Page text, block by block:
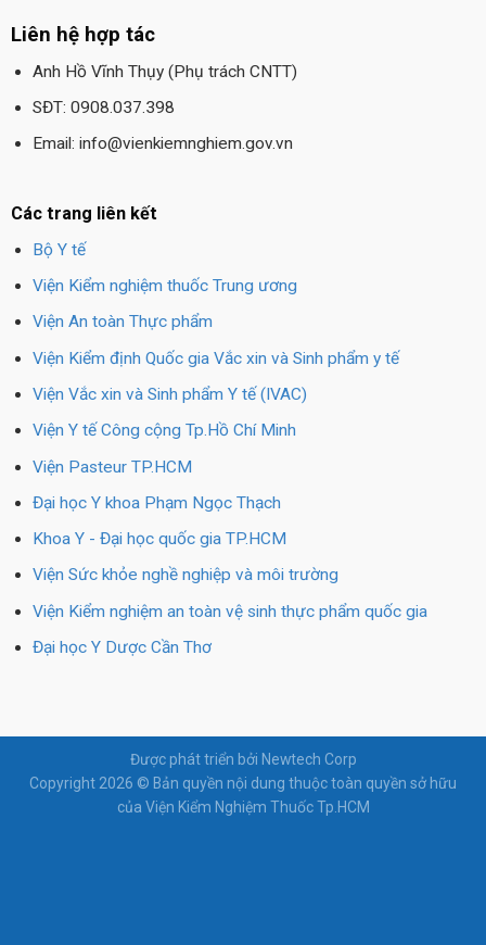
Liên hệ hợp tác
Anh Hồ Vĩnh Thụy (Phụ trách CNTT)
SĐT: 0908.037.398
Email: info@vienkiemnghiem.gov.vn
Các trang liên kết
Bộ Y tế
Viện Kiểm nghiệm thuốc Trung ương
Viện An toàn Thực phẩm
Viện Kiểm định Quốc gia Vắc xin và Sinh phẩm y tế
Viện Vắc xin và Sinh phẩm Y tế (IVAC)
Viện Y tế Công cộng Tp.Hồ Chí Minh
Viện Pasteur TP.HCM
Đại học Y khoa Phạm Ngọc Thạch
Khoa Y - Đại học quốc gia TP.HCM
Viện Sức khỏe nghề nghiệp và môi trường
Viện Kiểm nghiệm an toàn vệ sinh thực phẩm quốc gia
Đại học Y Dược Cần Thơ
Được phát triển bởi Newtech Corp
Copyright 2026 © Bản quyền nội dung thuộc toàn quyền sở hữu
của Viện Kiểm Nghiệm Thuốc Tp.HCM